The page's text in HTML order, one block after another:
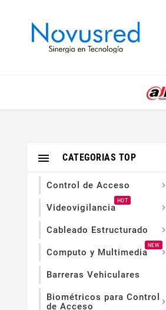
CATEGORIAS TOP

Control de Acceso 
Videovigilancia
HOT

Cableado Estructurado 
Computo y Multimedia
NEW

Barreras Vehiculares
Biométricos para Control
de Acceso
